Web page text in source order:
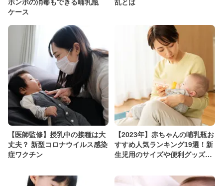
ホンポの消毒もできる哺乳瓶
ケース
乱とは
【医師監修】授乳中の接種は大
丈夫？ 新型コロナウイルス感染
症ワクチン
【2023年】赤ちゃんの哺乳瓶お
すすめ人気ランキング19選！新
生児用のサイズや便利グッズも